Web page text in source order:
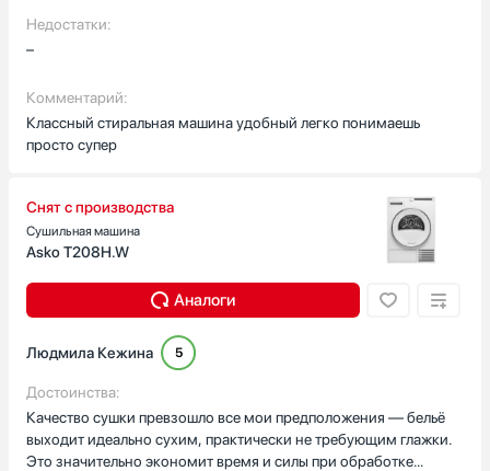
Недостатки:
–
Комментарий:
Классный стиральная машина удобный легко понимаешь
просто супер
Снят с производства
Сушильная машина
Asko T208H.W
Аналоги
Людмила Кежина 5
Достоинства:
Качество сушки превзошло все мои предположения — бельё
выходит идеально сухим, практически не требующим глажки.
Это значительно экономит время и силы при обработке